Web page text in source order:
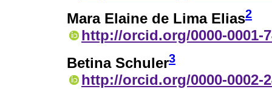
Mara Elaine de Lima Elias2
http://orcid.org/0000-0001-
Betina Schuler3
http://orcid.org/0000-0002-